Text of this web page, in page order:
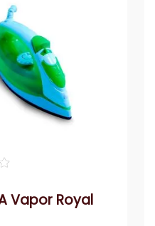
☆
Vapor Royal